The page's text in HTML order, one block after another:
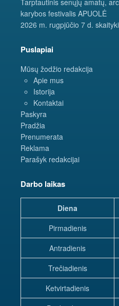
karybos festivalis APUOLĖ
2026 m. rugpjūčio 7 d.
Puslapiai
Mūsų žodžio redakcija
Apie mus
Istorija
Kontaktai
Paskyra
Pradžia
Prenumerata
Reklama
Parašyk redakcijai
Darbo laikas
Diena
Pirmadienis
Antradienis
Trečiadienis
Ketvirtadienis